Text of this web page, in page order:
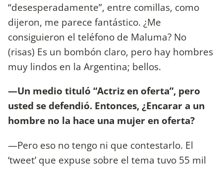
“desesperadamente”, entre comillas, como
dijeron, me parece fantástico. ¿Me
consiguieron el teléfono de Maluma? No
(risas) Es un bombón claro, pero hay hombres
muy lindos en la Argentina; bellos.
—Un medio tituló “Actriz en oferta”, pero
usted se defendió. Entonces, ¿Encarar a un
hombre no la hace una mujer en oferta?
—Pero eso no tengo ni que contestarlo. El
‘tweet’ que expuse sobre el tema tuvo 55 mil